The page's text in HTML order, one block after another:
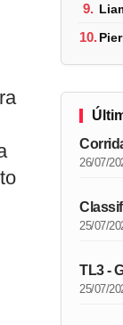
9.
10.
26/07/
25/07/
TL3 -
25/07/